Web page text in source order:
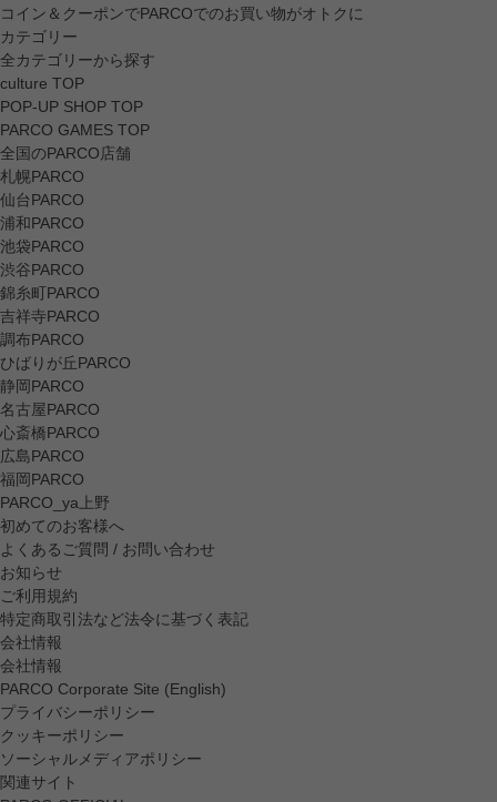
コイン＆クーポンでPARCOでのお買い物がオトクに
カテゴリー
全カテゴリーから探す
culture TOP
POP-UP SHOP TOP
PARCO GAMES TOP
全国のPARCO店舗
札幌PARCO
仙台PARCO
浦和PARCO
池袋PARCO
渋谷PARCO
錦糸町PARCO
吉祥寺PARCO
調布PARCO
ひばりが丘PARCO
静岡PARCO
名古屋PARCO
心斎橋PARCO
広島PARCO
福岡PARCO
PARCO_ya上野
初めてのお客様へ
よくあるご質問 / お問い合わせ
お知らせ
ご利用規約
特定商取引法など法令に基づく表記
会社情報
会社情報
PARCO Corporate Site (English)
プライバシーポリシー
クッキーポリシー
ソーシャルメディアポリシー
関連サイト